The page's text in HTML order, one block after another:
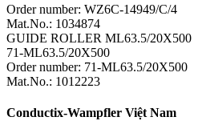
Order number: WZ6C-14949/C/4
Mat.No.: 1034874
GUIDE ROLLER ML63.5/20X500
71-ML63.5/20X500
Order number: 71-ML63.5/20X500
Mat.No.: 1012223
Conductix-Wampfler Việt Nam